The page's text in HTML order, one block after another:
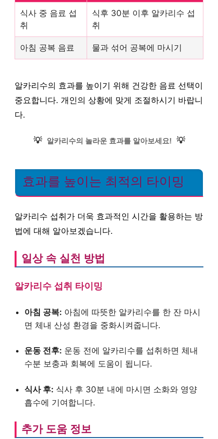
식사 중 음료 섭
취
식후 30분 이후 알카리수 섭
취
아침 공복 음료 물과 섞어 공복에 마시기
알카리수의 효과를 높이기 위해 건강한 음료 선택이
중요합니다. 개인의 상황에 맞게 조절하시기 바랍니
다.
💡 알카리수의 놀라운 효과를 알아보세요! 💡
효과를 높이는 최적의 타이밍
알카리수 섭취가 더욱 효과적인 시간을 활용하는 방
법에 대해 알아보겠습니다.
일상 속 실천 방법
알카리수 섭취 타이밍
아침 공복: 아침에 따뜻한 알카리수를 한 잔 마시
면 체내 산성 환경을 중화시켜줍니다.
운동 전후: 운동 전에 알카리수를 섭취하면 체내
수분 보충과 회복에 도움이 됩니다.
식사 후: 식사 후 30분 내에 마시면 소화와 영양
흡수에 기여합니다.
추가 도움 정보